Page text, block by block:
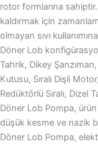
rotor formlarına
kaldırmak için
olmayan sıvı
Döner Lob
Tahrik, Dikey
Kutusu, Sıralı Dişli
Redüktörlü Sıralı, Dizel
Döner Lob Pompa, ürün
düşük kesme ve nazik
Döner Lob Pompa,